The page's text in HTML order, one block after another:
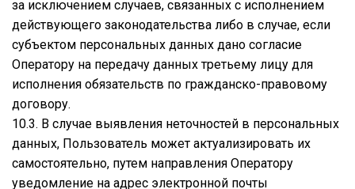
за исключением случаев, связанных с исполнением
действующего законодательства либо в случае, если
субъектом персональных данных дано согласие
Оператору на передачу данных третьему лицу для
исполнения обязательств по гражданско-правовому
договору.
10.3. В случае выявления неточностей в персональных
данных, Пользователь может актуализировать их
самостоятельно, путем направления Оператору
уведомление на адрес электронной почты